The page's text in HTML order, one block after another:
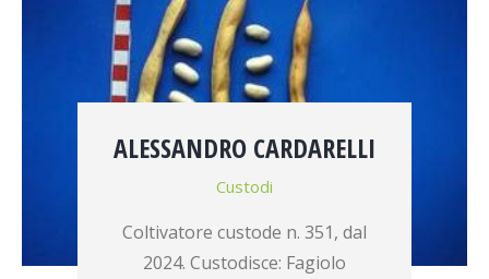
ALESSANDRO CARDARELLI
Custodi
Coltivatore custode n. 351, dal
2024. Custodisce: Fagiolo